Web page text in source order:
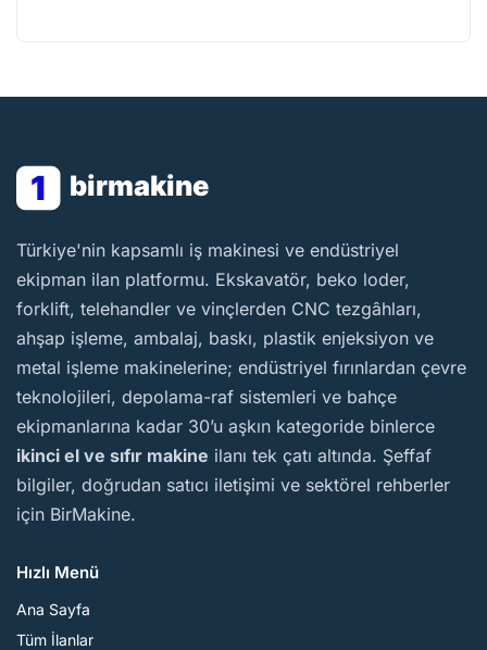
1 birmakine
BirMakine
Türkiye'nin kapsamlı iş makinesi ve endüstriyel
ekipman ilan platformu. Ekskavatör, beko loder,
forklift, telehandler ve vinçlerden CNC tezgâhları,
ahşap işleme, ambalaj, baskı, plastik enjeksiyon ve
metal işleme makinelerine; endüstriyel fırınlardan çevre
teknolojileri, depolama-raf sistemleri ve bahçe
ekipmanlarına kadar 30’u aşkın kategoride binlerce
ikinci el ve sıfır makine ilanı tek çatı altında. Şeffaf
bilgiler, doğrudan satıcı iletişimi ve sektörel rehberler
için BirMakine.
Hızlı Menü
Ana Sayfa
Tüm İlanlar